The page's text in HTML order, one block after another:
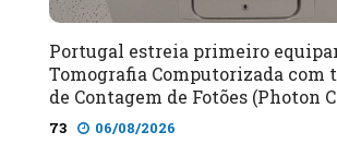
Portugal estreia primeiro
Tomografia Computorizada com
de Contagem de Fotões (Photon
73 06/08/2026